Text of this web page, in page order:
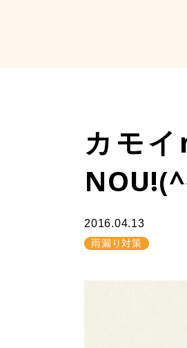
カモ
2016.04.13
雨漏り対策